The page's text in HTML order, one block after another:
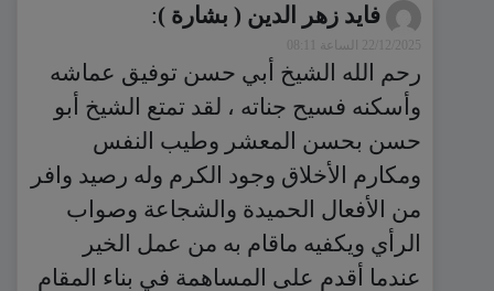
فايد زهر الدين ( بشارة ):
22/12/2025 الساعة 08:11
رحم الله الشيخ أبي حسن توفيق عماشه
وأسكنه فسيح جناته ، لقد تمتع الشيخ أبو
حسن بحسن المعشر وطيب النفس
ومكارم الأخلاق وجود الكرم وله رصيد وافر
من الأفعال الحميدة والشجاعة وصواب
الرأي ويكفيه ماقام به من عمل الخير
عندما أقدم على المساهمة في بناء المقام